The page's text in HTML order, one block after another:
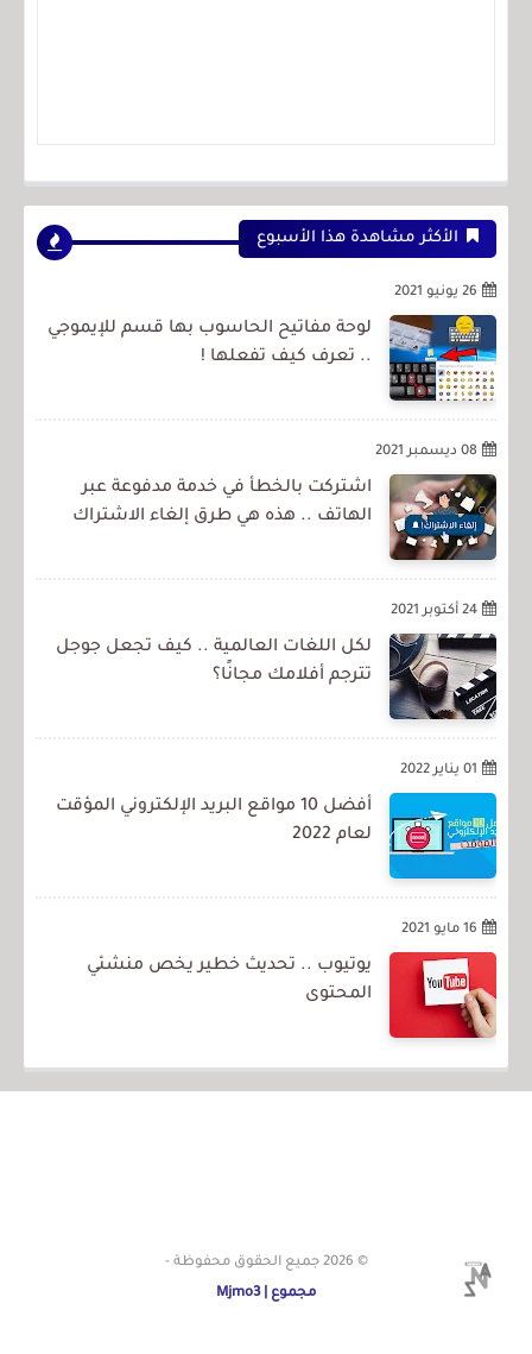
الأكثر مشاهدة هذا الأسبوع
26 يونيو 2021
لوحة مفاتيح الحاسوب بها قسم للإيموجي
.. تعرف كيف تفعلها !
08 ديسمبر 2021
اشتركت بالخطأ في خدمة مدفوعة عبر
الهاتف .. هذه هي طرق إلغاء الاشتراك
24 أكتوبر 2021
لكل اللغات العالمية .. كيف تجعل جوجل
تترجم أفلامك مجانًا؟
01 يناير 2022
أفضل 10 مواقع البريد الإلكتروني المؤقت
لعام 2022
16 مايو 2021
يوتيوب .. تحديث خطير يخص منشئي
المحتوى
© 2026
جميع الحقوق محفوظة -
مجموع | Mjmo3